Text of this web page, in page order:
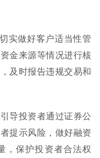
实做好客户适当性管
金来源等情况进行核
及时报告违规交易和
导投资者通过证券公
提示风险，做好融资
，保护投资者合法权